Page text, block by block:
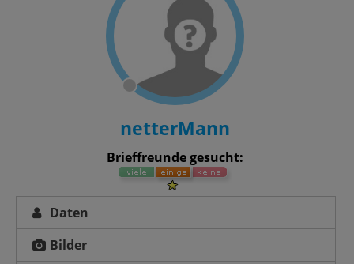
netterMann
Brieffreunde gesucht:
Daten
Bilder